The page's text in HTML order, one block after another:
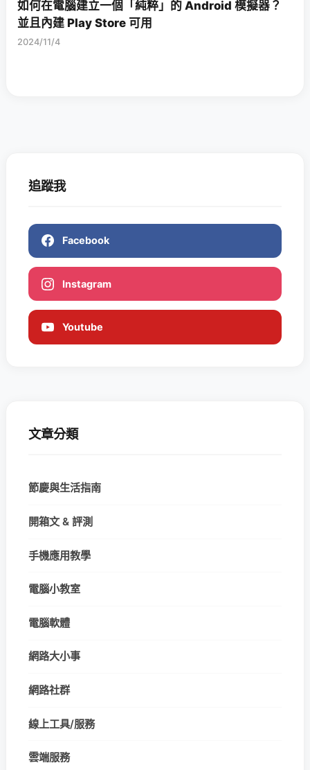
如何在電腦建立一個「純粹」的 Android 模擬器？
並且內建 Play Store 可用
2024/11/4
追蹤我
Facebook
Instagram
Youtube
文章分類
節慶與生活指南
開箱文 & 評測
手機應用教學
電腦小教室
電腦軟體
網路大小事
網路社群
線上工具/服務
雲端服務